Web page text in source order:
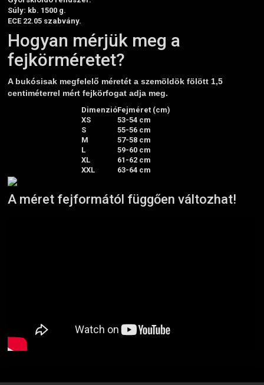
Súly: kb. 1500 g.
ECE 22.05 szabvány.
Hogyan mérjük meg a
fejkörméretet?
A bukósisak megfelelő méretét a szemöldök fölött 1,5
centiméterrel mért fejkörfogat adja meg.
DimenzióFejméret (cm)
XS
53-54 cm
S
55-56 cm
M
57-58 cm
L
59-60 cm
XL
61-62 cm
XXL
63-64 cm
A méret fejformától függően változhat!